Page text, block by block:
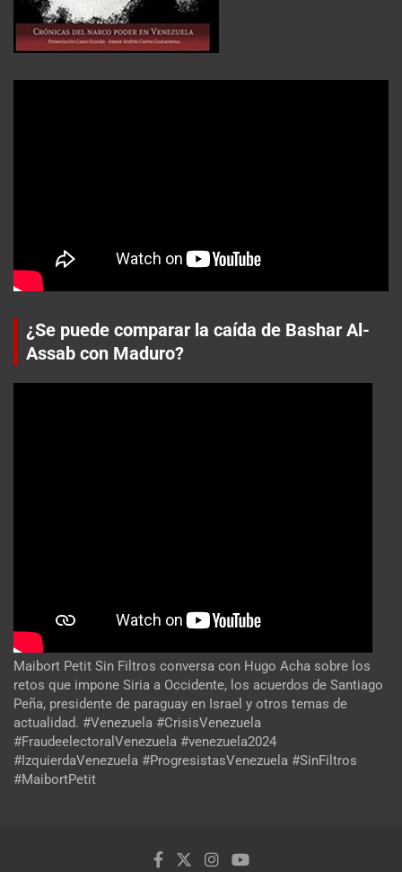
¿Se puede comparar la caída de Bashar Al-
Assab con Maduro?
Maibort Petit Sin Filtros conversa con Hugo Acha sobre los
retos que impone Siria a Occidente, los acuerdos de Santiago
Peña, presidente de paraguay en Israel y otros temas de
actualidad. #Venezuela #CrisisVenezuela
#FraudeelectoralVenezuela #venezuela2024
#IzquierdaVenezuela #ProgresistasVenezuela #SinFiltros
#MaibortPetit